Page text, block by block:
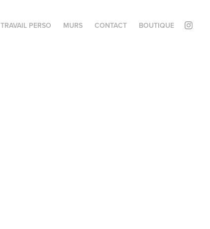
TRAVAIL PERSO MURS CONTACT BOUTIQUE